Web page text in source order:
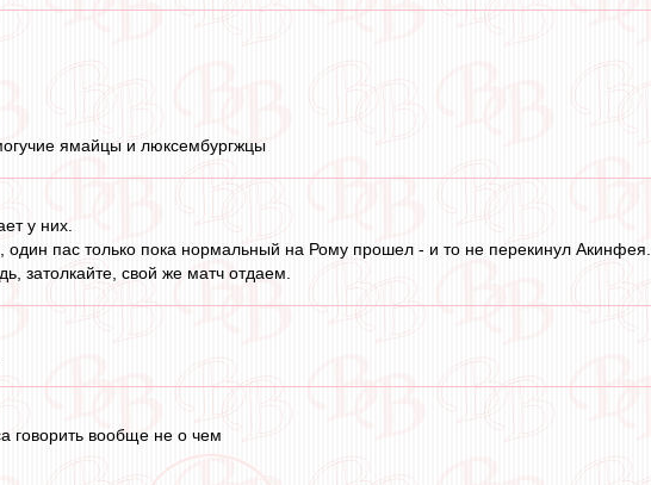
ямайцы и люксембургжцы
у них.
пас только пока нормальный на Рому прошел - и то не перекинул Акинфея.
затолкайте, свой же матч отдаем.
говорить вообще не о чем